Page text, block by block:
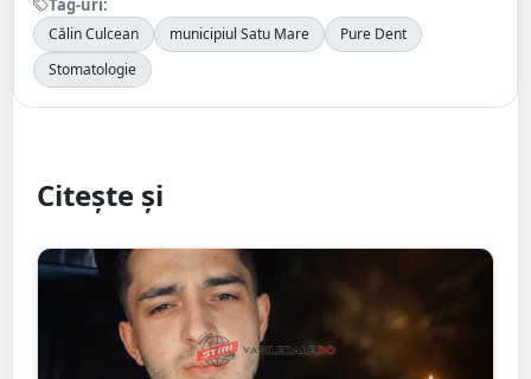
Călin Culcean municipiul Satu Mare
Pure Dent
Stomatologie
Citește și